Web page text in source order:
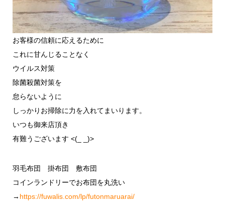
お客様の信頼に応えるために
これに甘んじることなく
ウイルス対策
除菌殺菌対策を
怠らないように
しっかりお掃除に力を入れてまいります。
いつも御来店頂き
有難うございます <(_ _)>
羽毛布団 掛布団 敷布団
コインランドリーでお布団を丸洗い
→ https://fuwalis.com/lp/futonmaruarai/